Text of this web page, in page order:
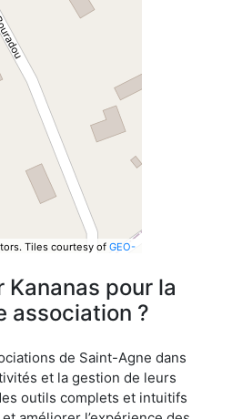
Tiles courtesy of GEO-
Kananas pour la
association ?
de Saint-Agne dans
et la gestion de leurs
outils complets et intuitifs